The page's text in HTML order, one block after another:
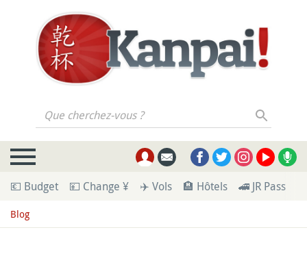
Que cherchez-vous ?
💶 Budget 💴 Change ¥ ✈️ Vols 🏨 Hôtels 🚄 JR Pass
Blog